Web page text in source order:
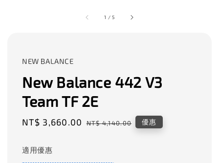
1 /5
NEW BALANCE
New Balance 442 V3
Team TF 2E
Sale
NT$ 3,660.00 Regular
NT$ 4,140.00 優惠
適用優惠